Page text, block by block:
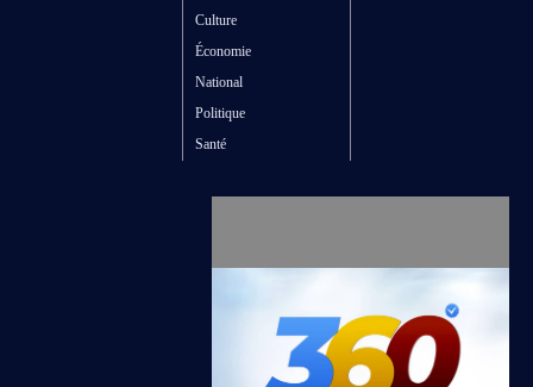
Culture
Économie
National
Politique
Santé